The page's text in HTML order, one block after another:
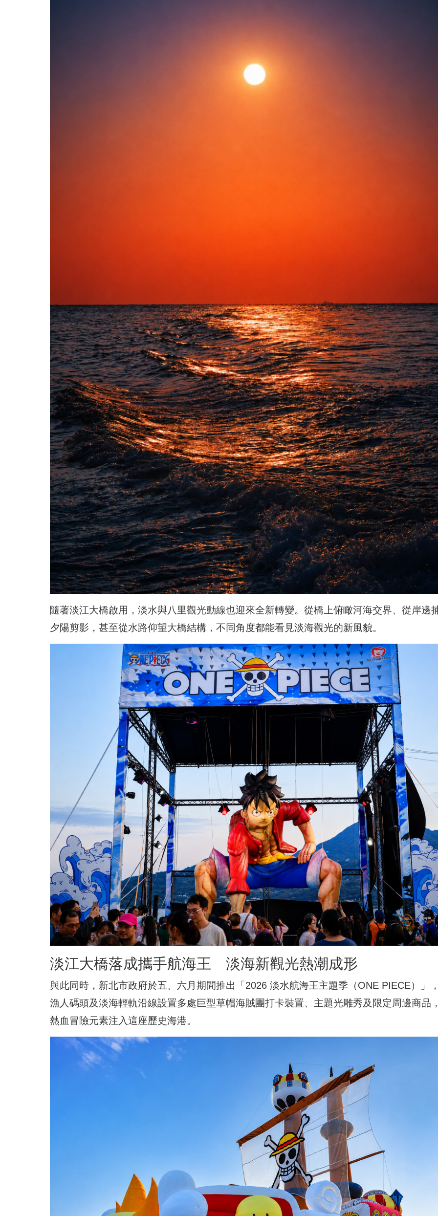
隨著淡江大橋啟用，淡水與八里觀光動線也迎來全新轉變。從橋上俯瞰河海交界、從岸邊
夕陽剪影，甚至從水路仰望大橋結構，不同角度都能看見淡海觀光的新風貌。
淡江大橋落成攜手航海王 淡海新觀光熱潮成形
與此同時，新北市政府於五、六月期間推出「2026 淡水航海王主題季（ONE PIECE）」
漁人碼頭及淡海輕軌沿線設置多處巨型草帽海賊團打卡裝置、主題光雕秀及限定周邊商品
熱血冒險元素注入這座歷史海港。